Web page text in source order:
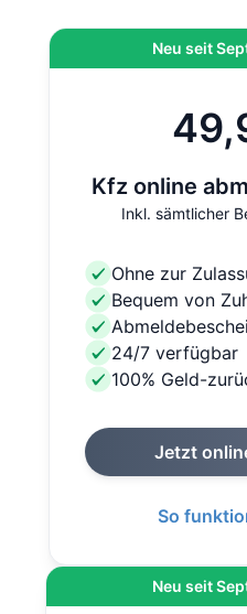
Neu seit
Kfz online
Inkl. sämtlicher
Ohne zur
Bequem von
24/7 verfügbar
100% Geld-
Jetzt
So
Neu seit